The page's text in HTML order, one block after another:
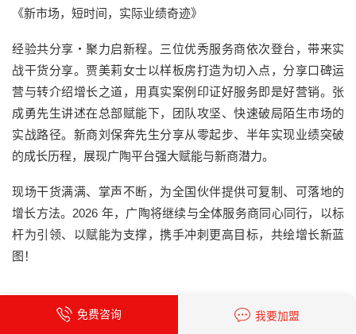
《新市场，短时间，实际业绩奇迹》
经验共分享・聚力启新程。三位优秀服务商依次登台，带来实
战干货分享。贾美莉女士以样板房打造为切入点，分享口碑运
营与转介绍增长之道，用真实案例印证好服务即是好营销。张
成勇先生讲述在总部赋能下，团队攻坚、快速破局陌生市场的
实战路径。新商刘保奔先生分享从零起步、半年实现业绩突破
的成长历程，展现广陶平台强大赋能与新商潜力。
现场干货满满、掌声不断，为全国伙伴提供可复制、可落地的
增长方法。2026 年，广陶将继续与全体服务商同心同行，以标
杆为引领、以赋能为支撑，携手冲刺更高目标，共绘增长新蓝
图！
免费咨询 我要加盟